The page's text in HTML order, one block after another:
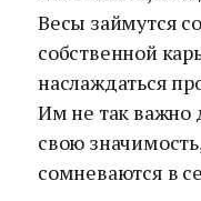
Весы займутся
собственной
наслаждаться
Им не так
свою
сомневаются в